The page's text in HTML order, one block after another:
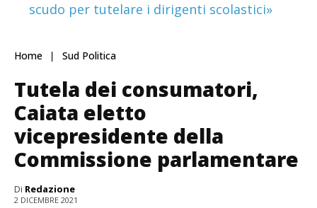
scudo per tutelare i dirigenti scolastici»
Home Sud Politica
Tutela dei consumatori,
Caiata eletto
vicepresidente della
Commissione parlamentare
Di Redazione
2 DICEMBRE 2021